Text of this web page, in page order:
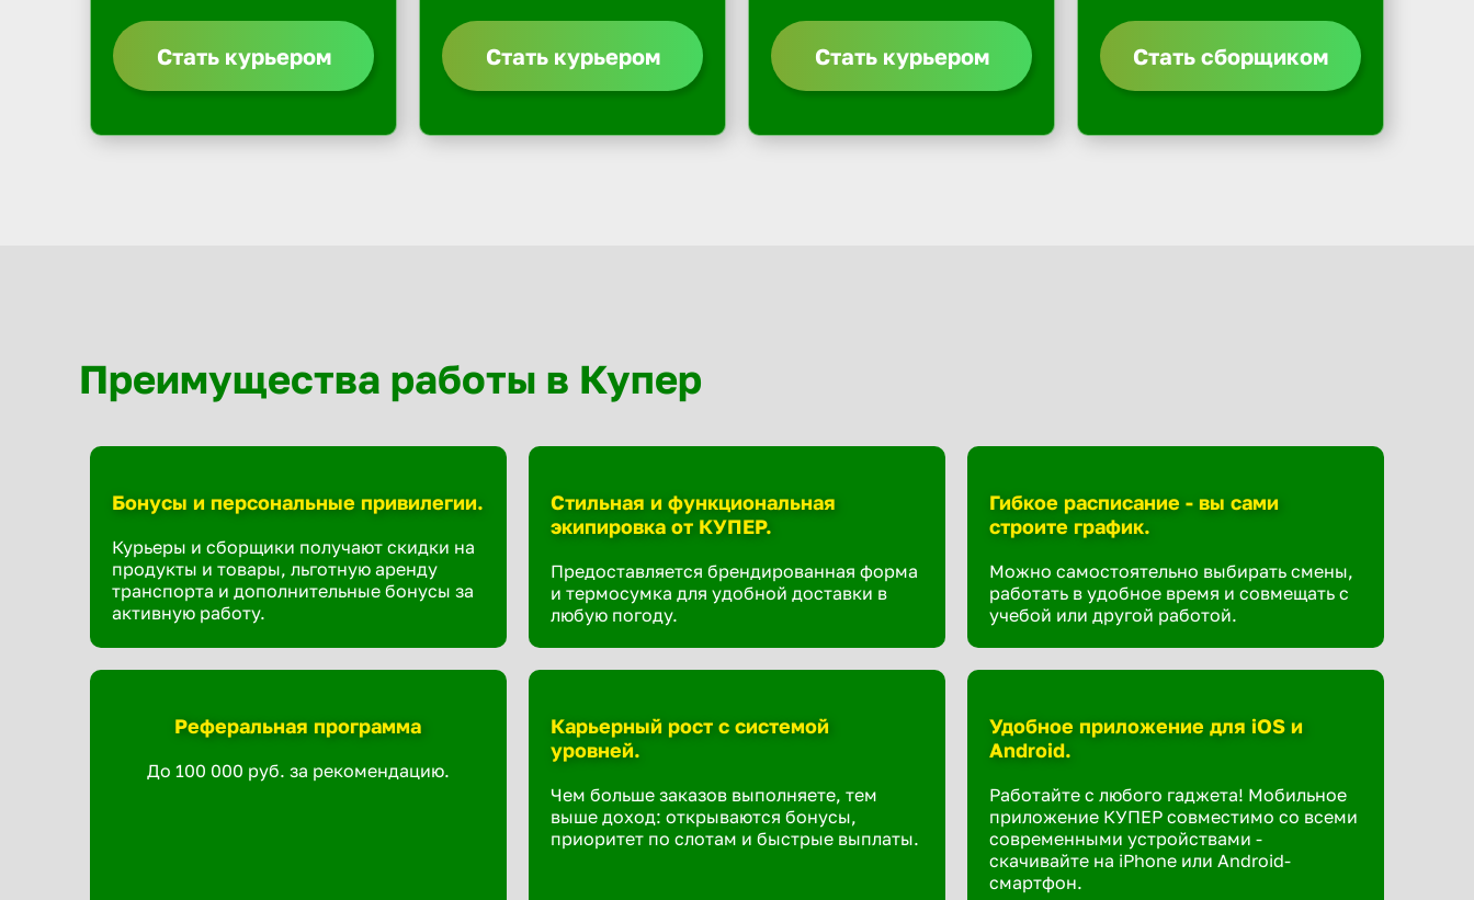
Стать курьером Стать курьером Стать курьером Стать сборщиком
Преимущества работы в Купер
Бонусы и персональные привилегии.
Курьеры и сборщики получают скидки на
продукты и товары, льготную аренду
транспорта и дополнительные бонусы за
активную работу.
Стильная и функциональная
экипировка от КУПЕР.
Предоставляется брендированная форма
и термосумка для удобной доставки в
любую погоду.
Гибкое расписание - вы сами
строите график.
Можно самостоятельно выбирать смены,
работать в удобное время и совмещать с
учебой или другой работой.
Реферальная программа
До 100 000 руб. за рекомендацию.
Карьерный рост с системой
уровней.
Чем больше заказов выполняете, тем
выше доход: открываются бонусы,
приоритет по слотам и быстрые выплаты.
Удобное приложение для iOS и
Android.
Работайте с любого гаджета! Мобильное
приложение КУПЕР совместимо со всеми
современными устройствами -
скачивайте на iPhone или Android-
смартфон.